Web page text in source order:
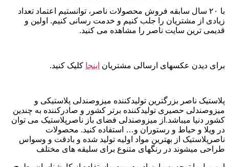
با ۲۰ سال سابقه فروش محصولات ناصر، توانستیم اعتماد تعداد
زیادی از مشتریان را جلب کنیم و خدمت رسانی کنیم. اولین و
قدیمی ترین سایت ناصر را مشاهده می کنید.
برای دیدن عکسهای ارسالی مشتریان اینجا کلیک کنید.
پلاستیک ناصر بزرگترین تولیدکننده میزوصندلی پلاستیکی و
میزوصندلی حصیری تولیدکننده برتر کشور و صادرکننده به چندین
کشور دنیا میباشد.از میزوصندلی فضای باز ناصرپلاستیک می توان
در ویلا و حیاط و رستوران و… استفاده کنید. محصولات
ناصرپلاستیک از بهترین مواد اولیه تولید شده و بادقت و وسواس
طراحی میشوند در رنگهای متنوع برای سلیقه های مختلف